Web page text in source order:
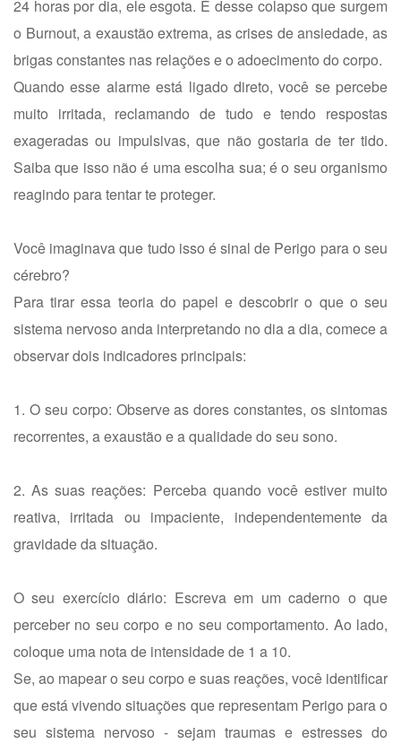
24 horas por dia, ele esgota. É desse colapso que surgem
o Burnout, a exaustão extrema, as crises de ansiedade, as
brigas constantes nas relações e o adoecimento do corpo.
Quando esse alarme está ligado direto, você se percebe
muito irritada, reclamando de tudo e tendo respostas
exageradas ou impulsivas, que não gostaria de ter tido.
Saiba que isso não é uma escolha sua; é o seu organismo
reagindo para tentar te proteger.
Você imaginava que tudo isso é sinal de Perigo para o seu
cérebro?
Para tirar essa teoria do papel e descobrir o que o seu
sistema nervoso anda interpretando no dia a dia, comece a
observar dois indicadores principais:
1. O seu corpo: Observe as dores constantes, os sintomas
recorrentes, a exaustão e a qualidade do seu sono.
2. As suas reações: Perceba quando você estiver muito
reativa, irritada ou impaciente, independentemente da
gravidade da situação.
O seu exercício diário: Escreva em um caderno o que
perceber no seu corpo e no seu comportamento. Ao lado,
coloque uma nota de intensidade de 1 a 10.
Se, ao mapear o seu corpo e suas reações, você identificar
que está vivendo situações que representam Perigo para o
seu sistema nervoso - sejam traumas e estresses do